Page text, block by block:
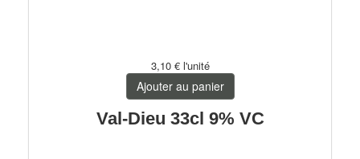
3,10 € l'unité
Ajouter au panier
Val-Dieu 33cl 9% VC